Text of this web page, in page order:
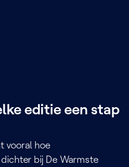
editie een stap
vooral hoe
bij De Warmste